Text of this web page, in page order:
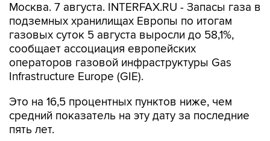
Москва. 7 августа. INTERFAX.RU - Запасы газа в
подземных хранилищах Европы по итогам
газовых суток 5 августа выросли до 58,1%,
сообщает ассоциация европейских
операторов газовой инфраструктуры Gas
Infrastructure Europe (GIE).
Это на 16,5 процентных пунктов ниже, чем
средний показатель на эту дату за последние
пять лет.